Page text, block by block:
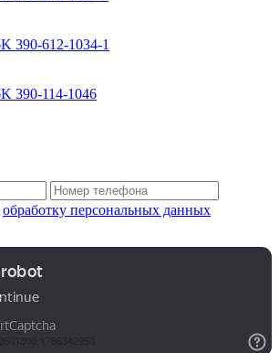
390-612-1034-1
390-114-1046
обработку персональных данных